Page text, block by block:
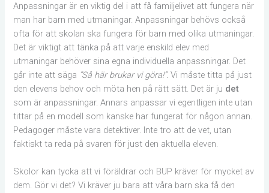
Anpassningar är en viktig del i att få familjelivet att fungera när
man har barn med utmaningar. Anpassningar behövs också
ofta för att skolan ska fungera för barn med olika utmaningar.
Det är viktigt att tänka på att varje enskild elev med
utmaningar behöver sina egna individuella anpassningar. Det
går inte att säga ”Så här brukar vi göra!”. Vi måste titta på just
den elevens behov och möta hen på rätt sätt. Det är ju det
som är anpassningar. Annars anpassar vi egentligen inte utan
tittar på en modell som kanske har fungerat för någon annan.
Pedagoger måste vara detektiver. Inte tro att de vet, utan
faktiskt ta reda på svaren för just den aktuella eleven.
Skolor kan tycka att vi föräldrar och BUP kräver för mycket av
dem. Gör vi det? Vi kräver ju bara att våra barn ska få den